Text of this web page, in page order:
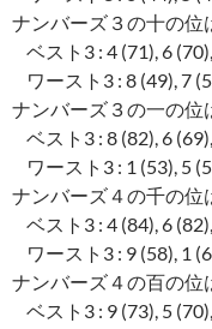
ナンバーズ３の十の位
ベスト3 : 4 (71), 6
ワースト3 : 8 (49), 7
ナンバーズ３の一の位
ベスト3 : 8 (82), 6
ワースト3 : 1 (53), 5
ナンバーズ４の千の位
ベスト3 : 4 (84), 6
ワースト3 : 9 (58), 1
ナンバーズ４の百の位
ベスト3 : 9 (73), 5